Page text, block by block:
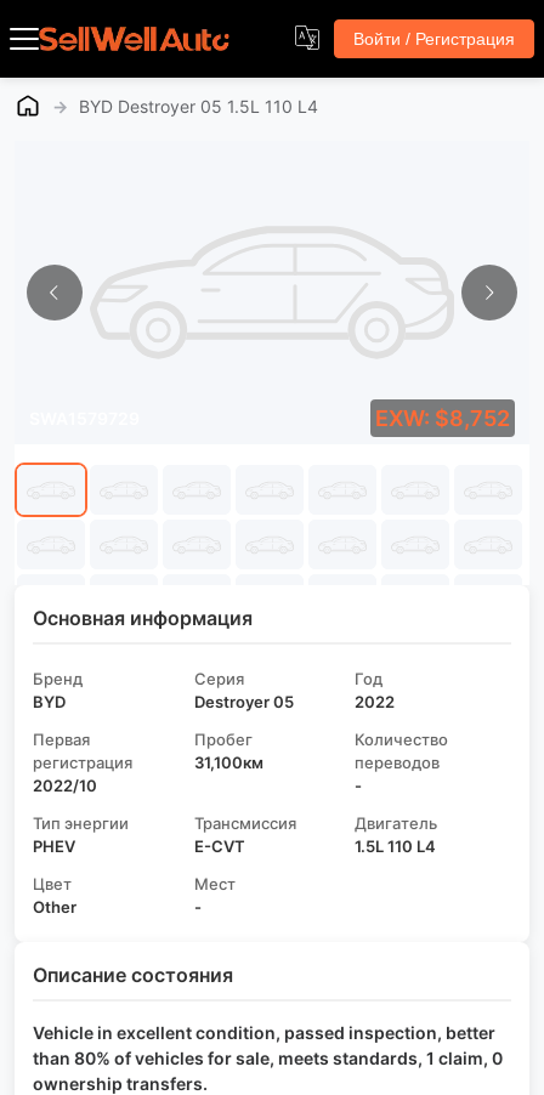
Войти / Регистрация
→ BYD Destroyer 05 1.5L 110 L4
EXW: $8,752
Основная информация
Бренд
BYD
Серия
Destroyer 05
Год
2022
Первая
регистрация
2022/10
Пробег
31,100км
Количество
переводов
-
Тип энергии
PHEV
Трансмиссия
E-CVT
Двигатель
1.5L 110 L4
Цвет
Other
Мест
-
Описание состояния
Vehicle in excellent condition, passed inspection, better
than 80% of vehicles for sale, meets standards, 1 claim, 0
ownership transfers.